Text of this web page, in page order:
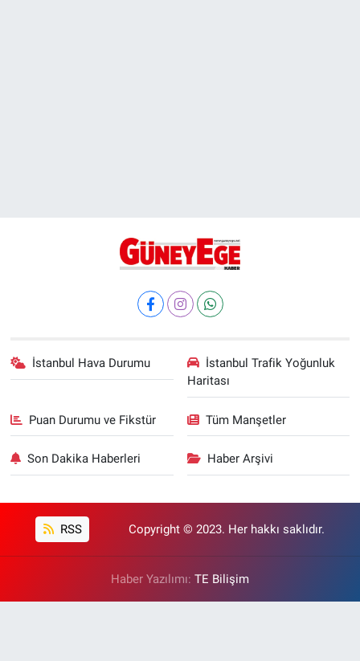
İstanbul Hava Durumu
İstanbul Trafik Yoğunluk
Haritası
Puan Durumu ve Fikstür Tüm Manşetler
Son Dakika Haberleri Haber Arşivi
RSS Copyright © 2023. Her hakkı saklıdır.
Haber Yazılımı: TE Bilişim